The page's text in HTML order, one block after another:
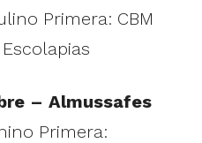
Primera: CBM
– Almussafes
Primera: